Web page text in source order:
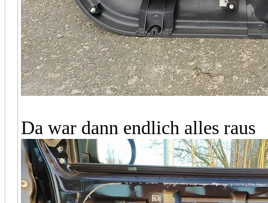
Da war dann endlich alles raus